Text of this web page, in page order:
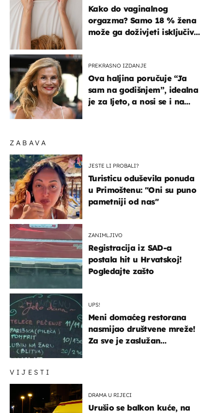
VIJESTI
DRAMA U RIJECI
Urušio se balkon kuće, na
ZABAVA
JESTE LI PROBALI?
Turisticu oduševila ponuda
u Primoštenu: "Oni su puno
pametniji od nas"
ZANIMLJIVO
Registracija iz SAD-a
postala hit u Hrvatskoj!
Pogledajte zašto
UPS!
Meni domaćeg restorana
nasmijao društvene mreže!
Za sve je zaslužan
Kako do vaginalnog
orgazma? Samo 18 % žena
može ga doživjeti isključivo
PREKRASNO IZDANJE
Ova haljina poručuje “Ja
sam na godišnjem”, idealna
je za ljeto, a nosi se i na